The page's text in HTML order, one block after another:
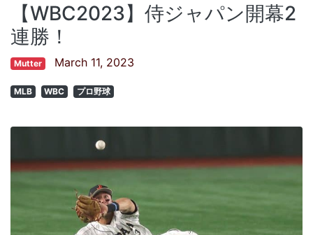
【WBC2023】侍ジャパン開幕2
連勝！
Mutter March 11, 2023
MLB WBC プロ野球